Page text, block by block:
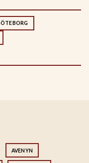
AVENYN